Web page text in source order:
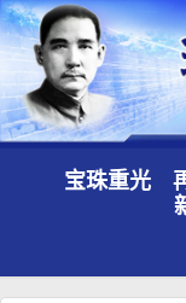
宝珠重光